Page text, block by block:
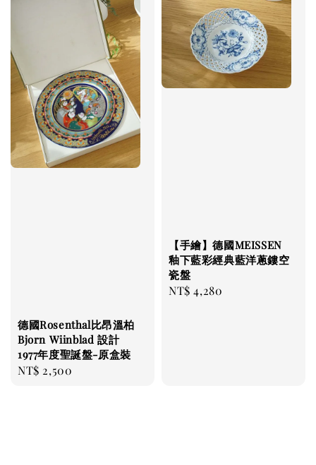
德國Rosenthal比昂溫柏
Bjorn Wiinblad 設計
1977年度聖誕盤-原盒裝
Regular
NT$ 2,500
【手繪】德國MEISSEN
釉下藍彩經典藍洋蔥鏤空
瓷盤
Regular
NT$ 4,280